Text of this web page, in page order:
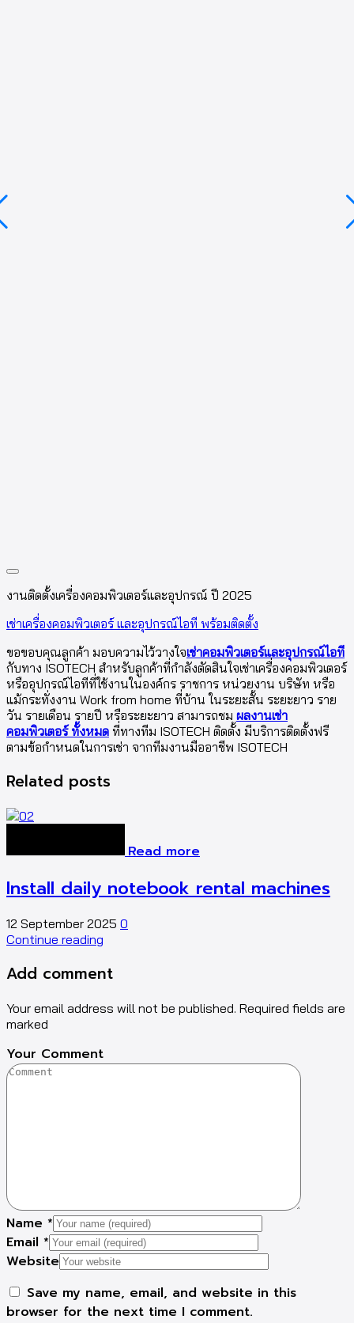
งานติดตั้งเครื่องคอมพิวเตอร์และอุปกรณ์ ปี 2025
เช่าเครื่องคอมพิวเตอร์ และอุปกรณ์ไอที พร้อมติดตั้ง
ขอขอบคุณลูกค้า มอบความไว้วางใจเช่าคอมพิวเตอร์และอุปกรณ์ไอที
กับทาง ISOTECH สำหรับลูกค้าที่กำลังตัดสินใจเช่าเครื่องคอมพิวเตอร์
หรืออุปกรณ์ไอทีที่ใช้งานในองค์กร ราชการ หน่วยงาน บริษัท หรือ
แม้กระทั่งงาน Work from home ที่บ้าน ในระยะสั้น ระยะยาว ราย
วัน รายเดือน รายปี หรือระยะยาว สามารถชม ผลงานเช่า
คอมพิวเตอร์ ทั้งหมด ที่ทางทีม ISOTECH ติดตั้ง มีบริการติดตั้งฟรี
ตามข้อกำหนดในการเช่า จากทีมงานมืออาชีพ ISOTECH
Related posts
Read more
Install daily notebook rental machines
12 September 2025 0
Continue reading
Add comment
Your email address will not be published. Required fields are
marked
Your Comment
Name *
Email *
Website
Save my name, email, and website in this
browser for the next time I comment.